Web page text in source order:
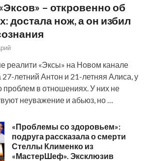
– откровенно об
достала нож, а он избил
реалити «Эксы» на Новом канале
летний Антон и 21-летняя Алиса, у
проблем в отношениях. У них не
неуважение и абьюз, но …
«Проблемы со здоровьем»:
подруга рассказала о смерти
Стеллы Клименко из
«МастерШеф». Эксклюзив